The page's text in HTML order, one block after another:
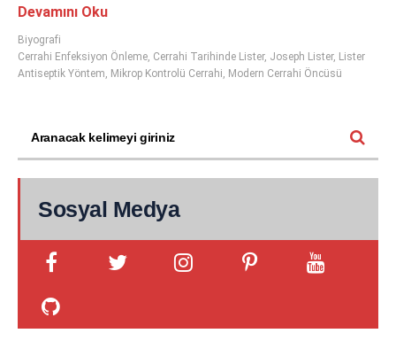
Devamını Oku
Biyografi
Cerrahi Enfeksiyon Önleme, Cerrahi Tarihinde Lister, Joseph Lister, Lister
Antiseptik Yöntem, Mikrop Kontrolü Cerrahi, Modern Cerrahi Öncüsü
Sosyal Medya